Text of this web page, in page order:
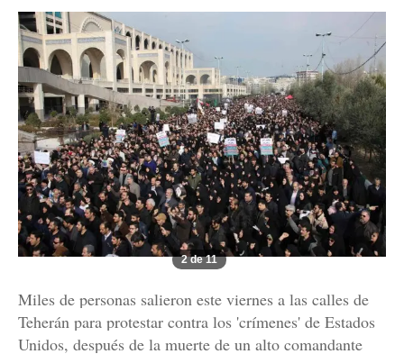
2 de 11
Miles de personas salieron este viernes a las calles de
Teherán para protestar contra los 'crímenes' de Estados
Unidos, después de la muerte de un alto comandante